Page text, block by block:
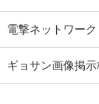
電撃ネットワー
ギョサン画像掲示